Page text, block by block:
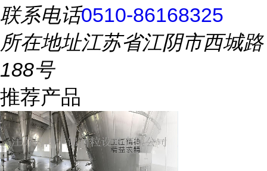
联系电话0510-86168325
所在地址江苏省江阴市西城路
188号
推荐产品